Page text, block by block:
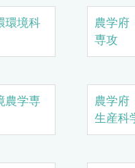
環境科
農学
専攻
農学専
農学
生産科